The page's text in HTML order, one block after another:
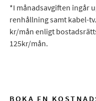
*I månadsavgiften ingår
renhållning samt kabel-
kr/mån enligt
125kr/mån.
BOKA EN